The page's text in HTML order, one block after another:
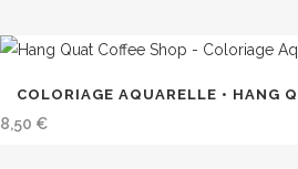
COLORIAGE AQUARELLE • HANG
8,50 €